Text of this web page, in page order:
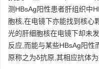
测HBsAg阳性患者肝组织中
胞核,在电镜下亦能找到核心
光的肝细胞核在电镜下却未
反应,而能与某些HBsAg阳性
原称之为δ抗原,其相应抗体为